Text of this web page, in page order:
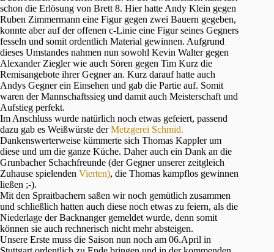
schon die Erlösung von Brett 8. Hier hatte Andy Klein gegen
Ruben Zimmermann eine Figur gegen zwei Bauern gegeben,
konnte aber auf der offenen c-Linie eine Figur seines Gegners
fesseln und somit ordentlich Material gewinnen. Aufgrund
dieses Umstandes nahmen nun sowohl Kevin Walter gegen
Alexander Ziegler wie auch Sören gegen Tim Kurz die
Remisangebote ihrer Gegner an. Kurz darauf hatte auch
Andys Gegner ein Einsehen und gab die Partie auf. Somit
waren der Mannschaftssieg und damit auch Meisterschaft und
Aufstieg perfekt.
Im Anschluss wurde natürlich noch etwas gefeiert, passend
dazu gab es Weißwürste derMetzgerei Schmid.
Dankenswerterweise kümmerte sich Thomas Kappler um
diese und um die ganze Küche. Daher auch ein Dank an die
Grunbacher Schachfreunde (der Gegner unserer zeitgleich
Zuhause spielenden Vierten), die Thomas kampflos gewinnen
ließen ;-).
Mit den Spraitbachern saßen wir noch gemütlich zusammen
und schließlich hatten auch diese noch etwas zu feiern, als die
Niederlage der Backnanger gemeldet wurde, denn somit
können sie auch rechnerisch nicht mehr absteigen.
Unsere Erste muss die Saison nun noch am 06.April in